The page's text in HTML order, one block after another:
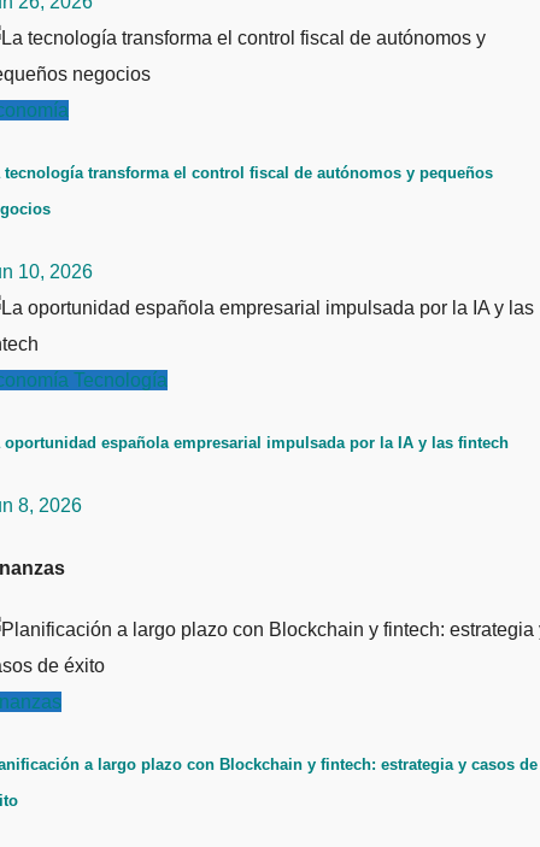
tecnología transforma el control fiscal de autónomos y pequeños
10, 2026
Tecnología
oportunidad española empresarial impulsada por la IA y las fintech
8, 2026
a largo plazo con Blockchain y fintech: estrategia y casos de